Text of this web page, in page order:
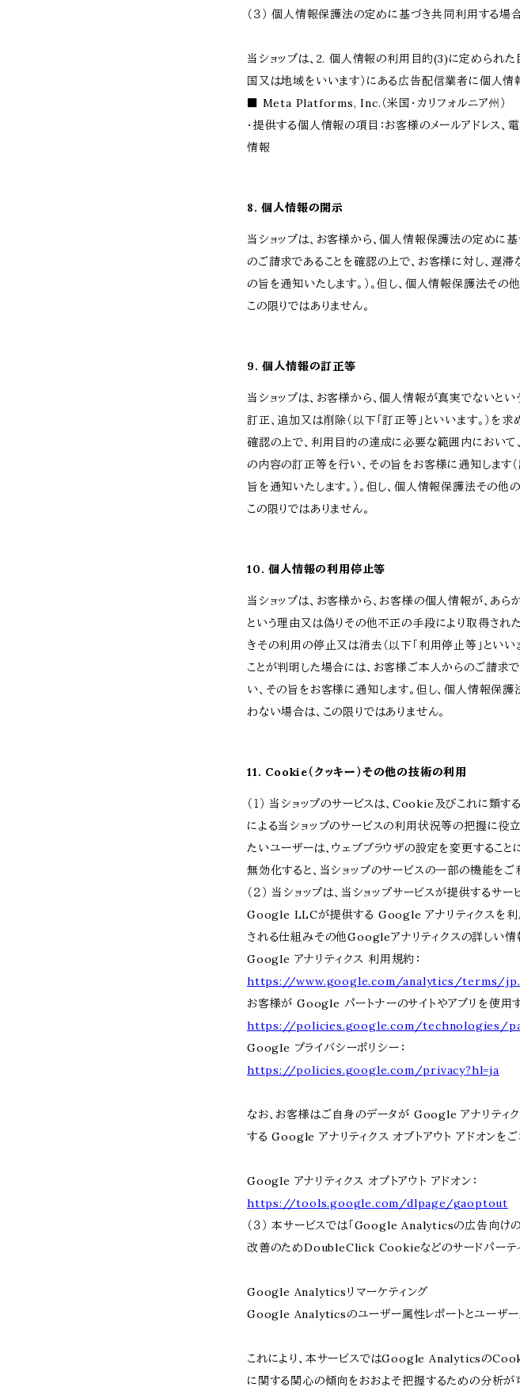
（３） 個人情報保護法の定めに基づき共同利用する場
当ショップは、2. 個人情報の利用目的(3)に定められ
国又は地域をいいます）にある広告配信業者に個人情
■ Meta Platforms, Inc.（米国・カリフォルニア州）
・提供する個人情報の項目：お客様のメールアドレス
情報
8. 個人情報の開示
当ショップは、お客様から、個人情報保護法の定めに
のご請求であることを確認の上で、お客様に対し、遅
の旨を通知いたします。）。但し、個人情報保護法そ
この限りではありません。
9. 個人情報の訂正等
当ショップは、お客様から、個人情報が真実でないと
訂正、追加又は削除（以下「訂正等」といいます。）を
確認の上で、利用目的の達成に必要な範囲内において
の内容の訂正等を行い、その旨をお客様に通知します
旨を通知いたします。）。但し、個人情報保護法その
この限りではありません。
10. 個人情報の利用停止等
当ショップは、お客様から、お客様の個人情報が、あ
という理由又は偽りその他不正の手段により取得され
きその利用の停止又は消去（以下「利用停止等」とい
ことが判明した場合には、お客様ご本人からのご請求
い、その旨をお客様に通知します。但し、個人情報保
わない場合は、この限りではありません。
11. Cookie（クッキー）その他の技術の利用
（１） 当ショップのサービスは、Cookie及びこれに類
による当ショップのサービスの利用状況等の把握に役
たいユーザーは、ウェブブラウザの設定を変更するこ
無効化すると、当ショップのサービスの一部の機能をご
（２） 当ショップは、当ショップサービスが提供する
Google LLCが提供する Google アナリティクスを利
される仕組みその他Googleアナリティクスの詳しい情
Google アナリティクス 利用規約：
https://www.google.com/analytics/terms/
お客様が Google パートナーのサイトやアプリを使用
https://policies.google.com/technologies/
Google プライバシーポリシー：
https://policies.google.com/privacy?hl=ja
なお、お客様はご自身のデータが Google アナリテ
する Google アナリティクス オプトアウト アドオンをご
Google アナリティクス オプトアウト アドオン：
https://tools.google.com/dlpage/gaoptout
（３） 本サービスでは「Google Analyticsの広告向け
改善のためDoubleClick Cookieなどのサードパーテ
Google Analyticsリマーケティング
Google Analyticsのユーザー属性レポートとユーザー
これにより、本サービスではGoogle Analyticsの
に関する関心の傾向をおおよそ把握するための分析が